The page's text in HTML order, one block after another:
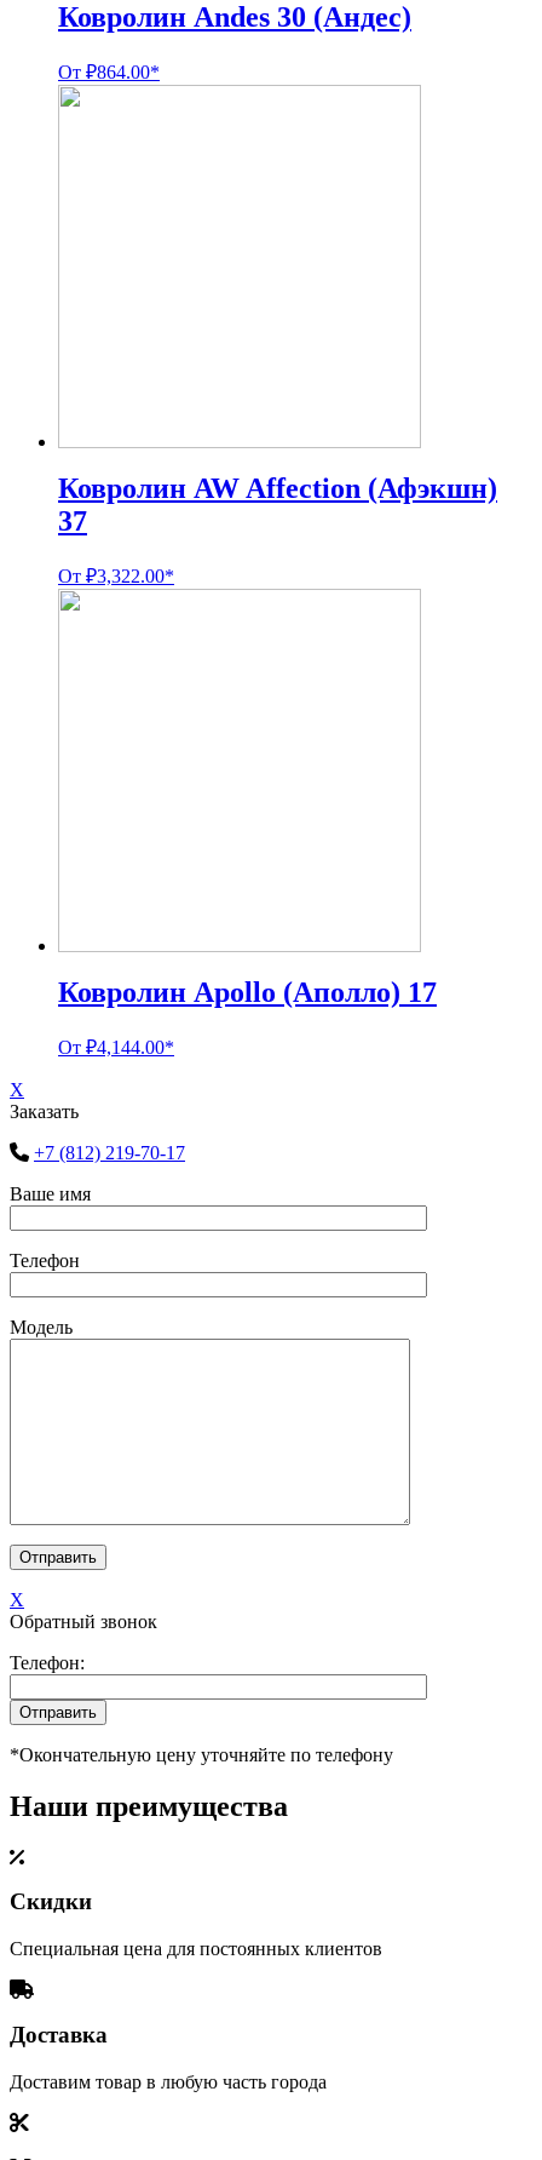
Ковролин Andes 30 (Андес)
От ₽864.00*
Ковролин AW Affection (Афэкшн)
37
От ₽3,322.00*
Ковролин Apollo (Аполло) 17
От ₽4,144.00*
X
Заказать
+7 (812) 219-70-17
Ваше имя
Телефон
Модель
X
Обратный звонок
Телефон:
*Окончательную цену уточняйте по телефону
Наши преимущества
Скидки
Специальная цена для постоянных клиентов
Доставка
Доставим товар в любую часть города